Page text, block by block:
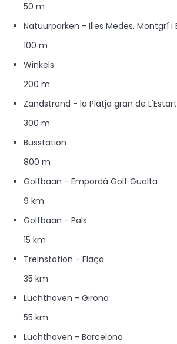
50 m
Natuurparken - Illes Medes, Montgrí i
100 m
Winkels
200 m
Zandstrand - la Platja gran de
300 m
Busstation
800 m
Golfbaan - Empordà Golf Gualta
9 km
Golfbaan - Pals
15 km
Treinstation - Flaça
35 km
Luchthaven - Girona
55 km
Luchthaven - Barcelona